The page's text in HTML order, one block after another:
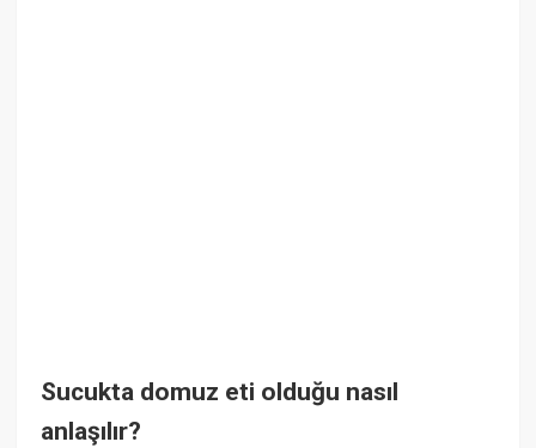
Sucukta domuz eti olduğu nasıl
anlaşılır?